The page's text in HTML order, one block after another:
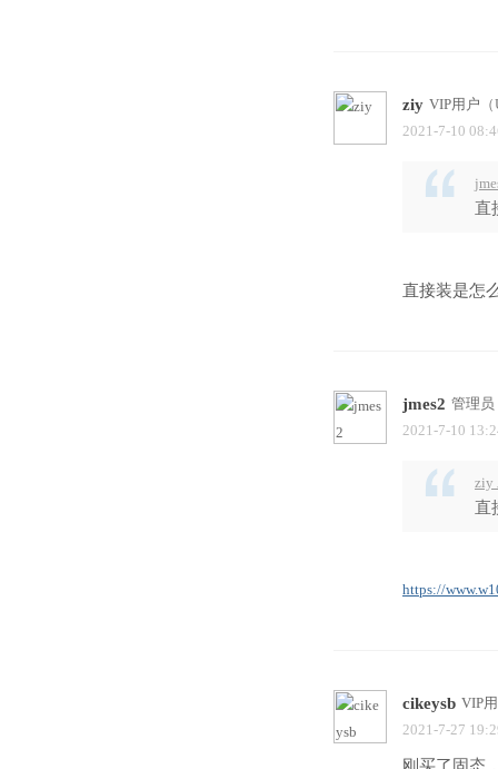
ziy VIP用户
2021-7-10
直
直接装是怎
jmes2 管理员
2021-7-10
ziy
直
https://
cikeysb VIP
2021-7-27